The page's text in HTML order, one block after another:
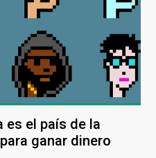
es el país de la
ganar dinero